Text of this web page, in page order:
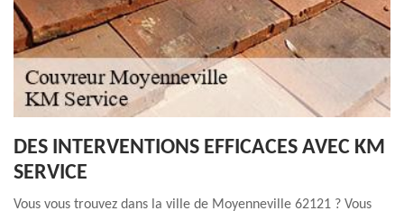
DES INTERVENTIONS EFFICACES AVEC KM
SERVICE
Vous vous trouvez dans la ville de Moyenneville 62121 ? Vous